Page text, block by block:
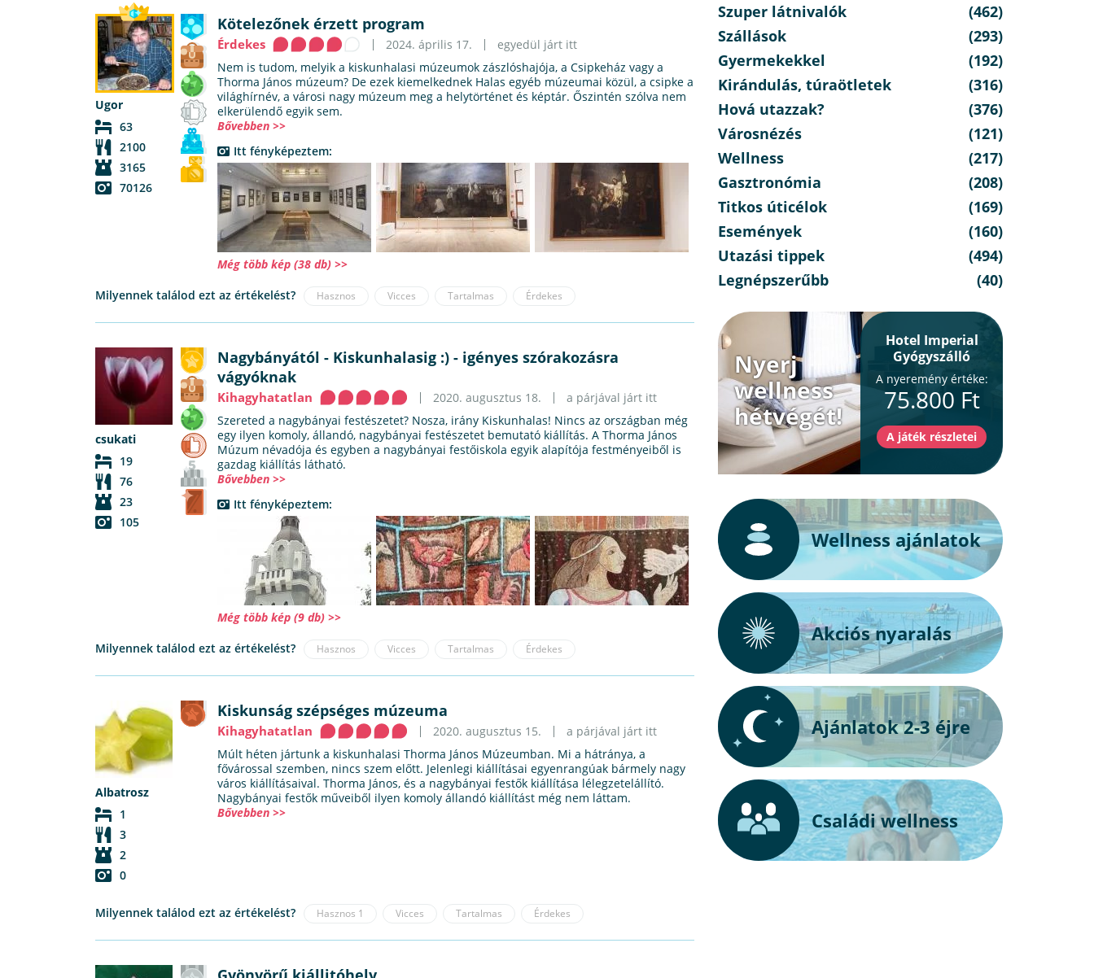
Ugor
63
2100
3165
70126
Kötelezőnek érzett program
Érdekes 2024. április 17.
egyedül járt itt
Nem is tudom, melyik a kiskunhalasi múzeumok zászlóshajója, a Csipkeház vagy a
Thorma János múzeum? De ezek kiemelkednek Halas egyéb múzeumai közül, a csipke a
világhírnév, a városi nagy múzeum meg a helytörténet és képtár. Őszintén szólva nem
elkerülendő egyik sem.
Bővebben >>
Itt fényképeztem:
Még több kép (38 db) >>
Milyennek találod ezt az értékelést?
Hasznos Vicces Tartalmas Érdekes
csukati
19
76
23
105
Nagybányától - Kiskunhalasig :) - igényes szórakozásra
vágyóknak
Kihagyhatatlan 2020. augusztus 18.
a párjával járt itt
Szereted a nagybányai festészetet? Nosza, irány Kiskunhalas! Nincs az országban még
egy ilyen komoly, állandó, nagybányai festészetet bemutató kiállítás. A Thorma János
Múzum névadója és egyben a nagybányai festőiskola egyik alapítója festményeiből is
gazdag kiállítás látható.
Bővebben >>
Itt fényképeztem:
Még több kép (9 db) >>
Milyennek találod ezt az értékelést?
Hasznos Vicces Tartalmas Érdekes
Albatrosz
1
3
2
0
Kiskunság szépséges múzeuma
Kihagyhatatlan 2020. augusztus 15.
a párjával járt itt
Múlt héten jártunk a kiskunhalasi Thorma János Múzeumban. Mi a hátránya, a
fővárossal szemben, nincs szem előtt. Jelenlegi kiállításai egyenrangúak bármely nagy
város kiállításaival. Thorma János, és a nagybányai festők kiállítása lélegzetelállító.
Nagybányai festők műveiből ilyen komoly állandó kiállítást még nem láttam.
Bővebben >>
Milyennek találod ezt az értékelést? Hasznos 1 Vicces Tartalmas Érdekes
Szuper látnivalók
(462)
Szállások
(293)
Gyermekekkel
(192)
Kirándulás, túraötletek
(316)
Hová utazzak?
(376)
Városnézés
(121)
Wellness
(217)
Gasztronómia
(208)
Titkos úticélok
(169)
Események
(160)
Utazási tippek
(494)
Legnépszerűbb
(40)
Nyerj
wellness
hétvégét!
Hotel Imperial
Gyógyszálló
A nyeremény értéke:
75.800 Ft
Wellness ajánlatok
Akciós nyaralás
Ajánlatok 2-3 éjre
Családi wellness